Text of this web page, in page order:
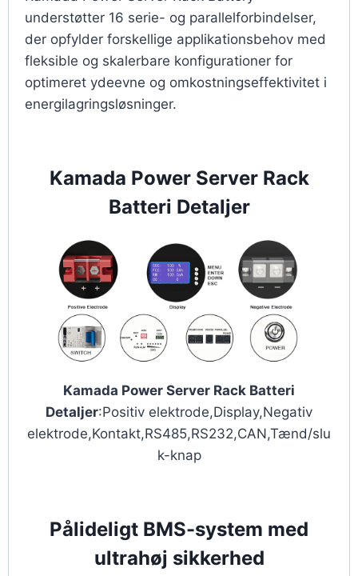
understøtter 16 serie- og parallelforbindelser,
der opfylder forskellige applikationsbehov med
fleksible og skalerbare konfigurationer for
optimeret ydeevne og omkostningseffektivitet i
energilagringsløsninger.
Kamada Power Server Rack
Batteri Detaljer
Kamada Power Server Rack Batteri
Detaljer:Positiv elektrode,Display,Negativ
elektrode,Kontakt,RS485,RS232,CAN,Tænd/slu
k-knap
Pålideligt BMS-system med
ultrahøj sikkerhed